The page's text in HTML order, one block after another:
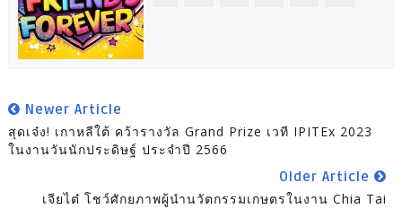
Newer Article
สุดเจ๋ง! เกาหลีใต้ คว้ารางวัล Grand Prize เวที IPITEx 2023
ในงานวันนักประดิษฐ์ ประจำปี 2566
Older Article
เจียไต๋ โชว์ศักยภาพผู้นำนวัตกรรมเกษตรในงาน Chia Tai